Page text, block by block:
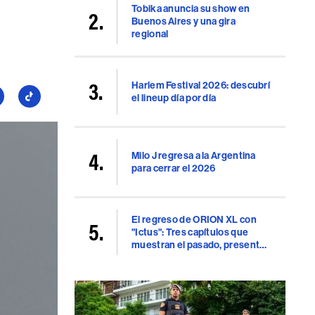
Seguí
Tobika anuncia su show en
Buenos Aires y una gira
regional
Harlem Festival 2026: descubrí
el lineup día por día
Milo J regresa a la Argentina
para cerrar el 2026
El regreso de ORION XL con
"Ictus": Tres capítulos que
muestran el pasado, presente